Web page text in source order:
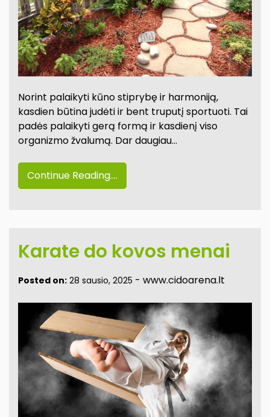
Norint palaikyti kūno stiprybę ir harmoniją,
kasdien būtina judėti ir bent truputį sportuoti. Tai
padės palaikyti gerą formą ir kasdienį viso
organizmo žvalumą. Dar daugiau…
Continue Reading....
Karate do kovos menai
Posted on: 28 sausio, 2025 - www.cidoarena.lt